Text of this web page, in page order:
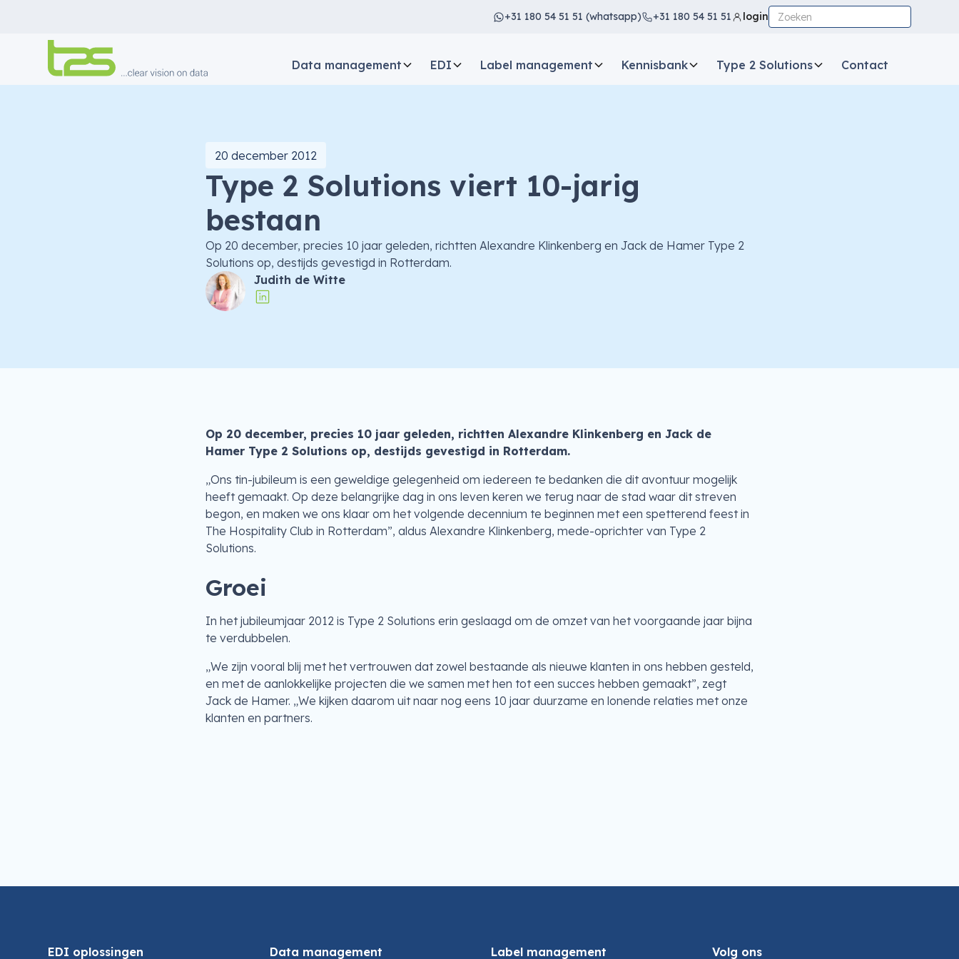
+31 180 54 51 51 (whatsapp) +31 180 54 51 51 login
Data management EDI Label management Kennisbank Type 2 Solutions Contact
20 december 2012
Type 2 Solutions viert 10-jarig
bestaan
Op 20 december, precies 10 jaar geleden, richtten Alexandre Klinkenberg en Jack de Hamer Type 2
Solutions op, destijds gevestigd in Rotterdam.
Judith de Witte
Op 20 december, precies 10 jaar geleden, richtten Alexandre Klinkenberg en Jack de
Hamer Type 2 Solutions op, destijds gevestigd in Rotterdam.
„Ons tin-jubileum is een geweldige gelegenheid om iedereen te bedanken die dit avontuur mogelijk
heeft gemaakt. Op deze belangrijke dag in ons leven keren we terug naar de stad waar dit streven
begon, en maken we ons klaar om het volgende decennium te beginnen met een spetterend feest in
The Hospitality Club in Rotterdam”, aldus Alexandre Klinkenberg, mede-oprichter van Type 2
Solutions.
Groei
In het jubileumjaar 2012 is Type 2 Solutions erin geslaagd om de omzet van het voorgaande jaar bijna
te verdubbelen.
„We zijn vooral blij met het vertrouwen dat zowel bestaande als nieuwe klanten in ons hebben gesteld,
en met de aanlokkelijke projecten die we samen met hen tot een succes hebben gemaakt”, zegt
Jack de Hamer. „We kijken daarom uit naar nog eens 10 jaar duurzame en lonende relaties met onze
klanten en partners.
EDI oplossingen Data management Label management Volg ons